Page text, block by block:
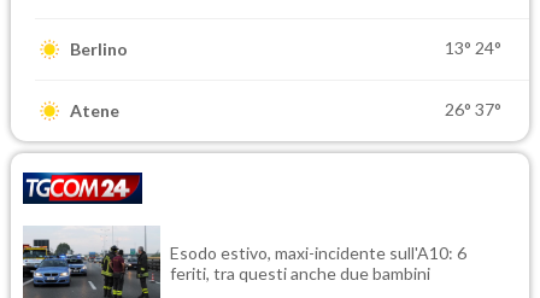
Berlino 13° 24°
Atene 26° 37°
Esodo estivo, maxi-incidente sull'A10: 6
feriti, tra questi anche due bambini